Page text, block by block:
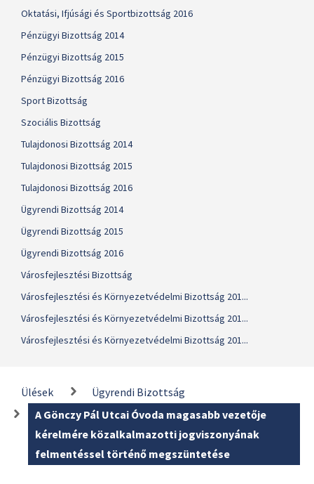
Oktatási, Ifjúsági és Sportbizottság 2016
Pénzügyi Bizottság 2014
Pénzügyi Bizottság 2015
Pénzügyi Bizottság 2016
Sport Bizottság
Szociális Bizottság
Tulajdonosi Bizottság 2014
Tulajdonosi Bizottság 2015
Tulajdonosi Bizottság 2016
Ügyrendi Bizottság 2014
Ügyrendi Bizottság 2015
Ügyrendi Bizottság 2016
Városfejlesztési Bizottság
Városfejlesztési és Környezetvédelmi Bizottság 201...
Városfejlesztési és Környezetvédelmi Bizottság 201...
Városfejlesztési és Környezetvédelmi Bizottság 201...
Ülések
Ügyrendi Bizottság
A Gönczy Pál Utcai Óvoda magasabb vezetője
kérelmére közalkalmazotti jogviszonyának
felmentéssel történő megszüntetése